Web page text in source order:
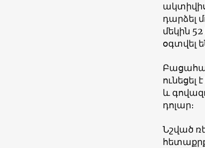
դարձել
մեկին
օգտվել
և
դոլար։
Նշված